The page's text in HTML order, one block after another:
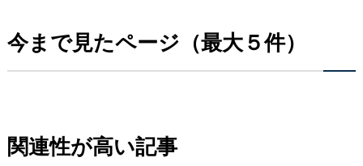
今まで見たページ（最大５件）
関連性が高い記事